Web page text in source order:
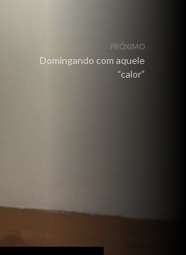
PRÓXIMO
Domingando com aquele
“calor”